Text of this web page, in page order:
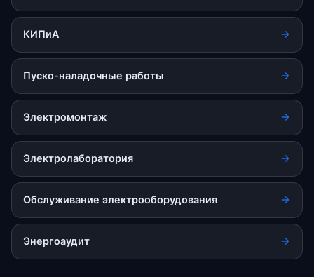
КИПиА
Пуско-наладочные работы
Электромонтаж
Электролаборатория
Обслуживание электрооборудования
Энергоаудит